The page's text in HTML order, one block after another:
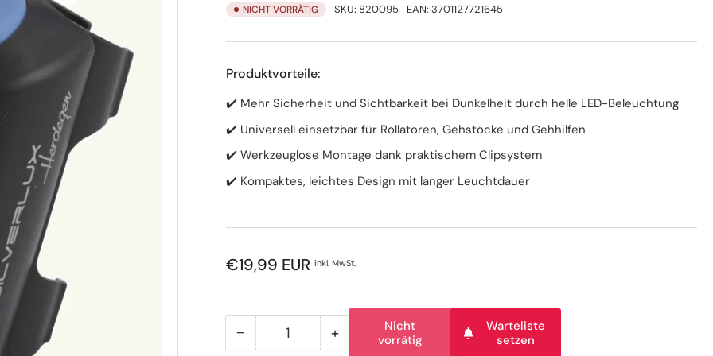
NICHT VORRÄTIG SKU: 820095 EAN: 3701127721645
Produktvorteile:
✔️ Mehr Sicherheit und Sichtbarkeit bei Dunkelheit durch helle LED-Beleuchtung
✔️ Universell einsetzbar für Rollatoren, Gehstöcke und Gehhilfen
✔️ Werkzeuglose Montage dank praktischem Clipsystem
✔️ Kompaktes, leichtes Design mit langer Leuchtdauer
Normaler
€19,99 EUR inkl. MwSt.
− Menge
Anzahl +Menge
Nicht
vorrätig
Warteliste
setzen